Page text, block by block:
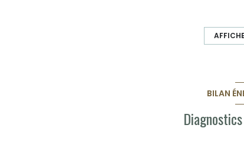
douche , une salle de bain ,un wc. A l'étage
bain avec douche et baignoire , un bureau
BILAN